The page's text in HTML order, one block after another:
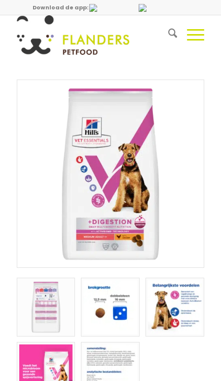
Download de app: